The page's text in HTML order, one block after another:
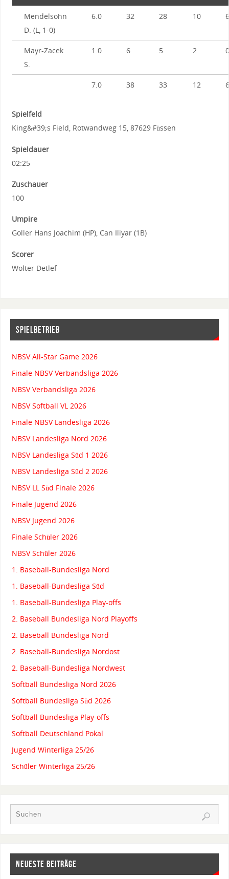
Mendelsohn
D. (L, 1-0)
6.0 32 28 10 6
Mayr-Zacek
S.
1.0 6 5 2 0
7.0 38 33 12 6
Spielfeld
King&#39;s Field, Rotwandweg 15, 87629 Füssen
Spieldauer
02:25
Zuschauer
100
Umpire
Goller Hans Joachim (HP), Can Iliyar (1B)
Scorer
Wolter Detlef
SPIELBETRIEB
NBSV All-Star Game 2026
Finale NBSV Verbandsliga 2026
NBSV Verbandsliga 2026
NBSV Softball VL 2026
Finale NBSV Landesliga 2026
NBSV Landesliga Nord 2026
NBSV Landesliga Süd 1 2026
NBSV Landesliga Süd 2 2026
NBSV LL Süd Finale 2026
Finale Jugend 2026
NBSV Jugend 2026
Finale Schüler 2026
NBSV Schüler 2026
1. Baseball-Bundesliga Nord
1. Baseball-Bundesliga Süd
1. Baseball-Bundesliga Play-offs
2. Baseball Bundesliga Nord Playoffs
2. Baseball Bundesliga Nord
2. Baseball-Bundesliga Nordost
2. Baseball-Bundesliga Nordwest
Softball Bundesliga Nord 2026
Softball Bundesliga Süd 2026
Softball Bundesliga Play-offs
Softball Deutschland Pokal
Jugend Winterliga 25/26
Schüler Winterliga 25/26
NEUESTE BEITRÄGE